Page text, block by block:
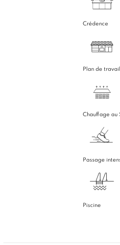
Crédence
Plan de travail
Chauffage au
Passage
Piscine